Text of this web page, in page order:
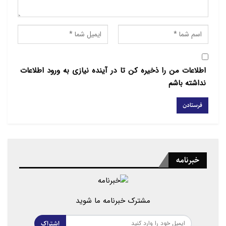
غیرممکن است که به بریتانیا ـ با هر یک از این دو رهبر در
قدرت ـ برای ایفای هرگونه نقشی در ایجاد صلح پس از پایان
درگیری اعتماد کنند.
به گفته نگارنده، هماهنگی مواضع دو طرف اصلی در قبال
«اعلام نشده» آنها است که در بهترین حالت بر مبنای
به گفته نویسنده، در حالی که احزاب محافظه‌کار و کارگر از
مسلمانان روی برمی‌گردانند و به سمت راست متمایل
اسلامی جدید در بریتانیا باشیم.
اطلاعات من را ذخیره کن تا در آینده نیازی به ورود اطلاعات
نداشته باشم
خبرنامه
مشترک خبرنامه ما شوید
اشتراک